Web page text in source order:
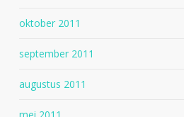
oktober 2011
september 2011
augustus 2011